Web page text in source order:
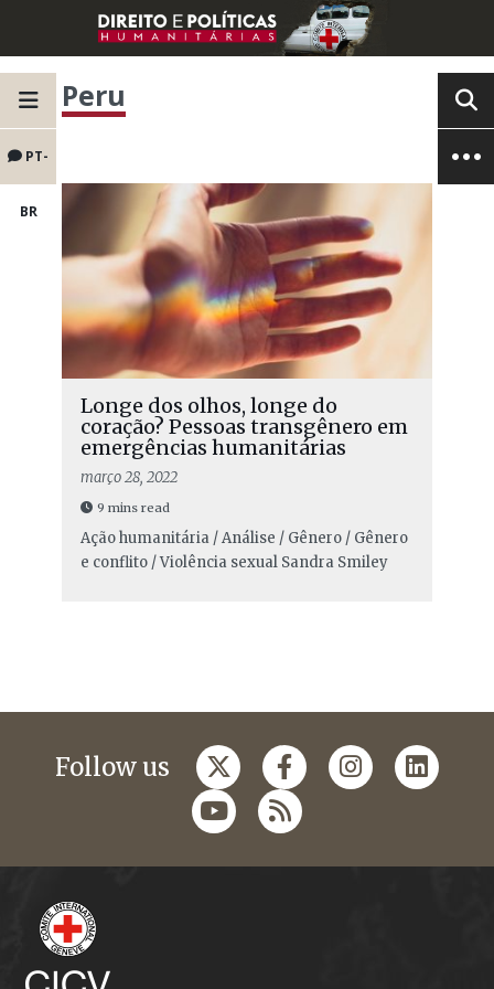
PT-
BR
Peru
Longe dos olhos, longe do
coração? Pessoas transgênero em
emergências humanitárias
março 28, 2022
9 mins read
Ação humanitária / Análise / Gênero / Gênero
e conflito / Violência sexual Sandra Smiley
Follow us